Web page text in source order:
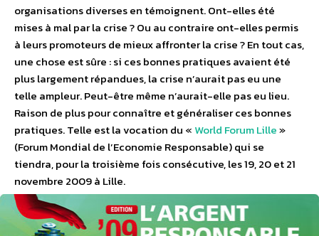
organisations diverses en témoignent. Ont-elles été
mises à mal par la crise ? Ou au contraire ont-elles permis
à leurs promoteurs de mieux affronter la crise ? En tout cas,
une chose est sûre : si ces bonnes pratiques avaient été
plus largement répandues, la crise n’aurait pas eu une
telle ampleur. Peut-être même n’aurait-elle pas eu lieu.
Raison de plus pour connaître et généraliser ces bonnes
pratiques. Telle est la vocation du « World Forum Lille»
(Forum Mondial de l’Economie Responsable) qui se
tiendra, pour la troisième fois consécutive, les 19, 20 et 21
novembre 2009 à Lille.